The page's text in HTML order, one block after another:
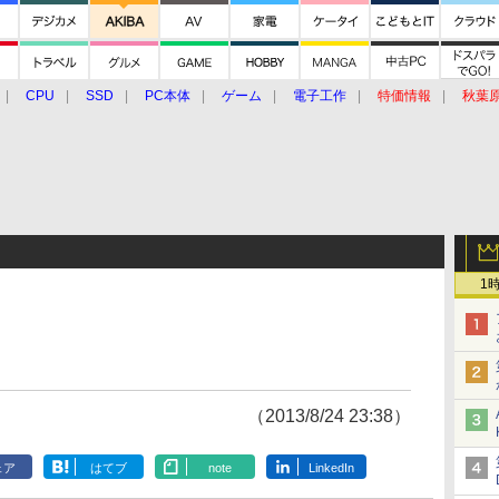
CPU SSD PC本体 ゲーム 電子工作 特価情報
秋葉
1
（2013/8/24 23:38）
ア はてブ note LinkedIn